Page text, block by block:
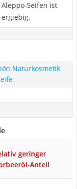
Seifen ist
Naturkosmetik
geringer
Anteil